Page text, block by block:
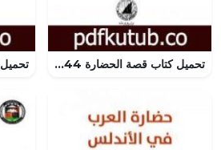
تحميل كتاب قصة الحضارة 44 – الفهارس – ج2 PDF تأليف ول ديورانت مجانا [كامل]